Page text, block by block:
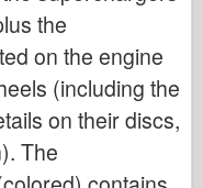
the
on the engine
(including the
on their discs,
The